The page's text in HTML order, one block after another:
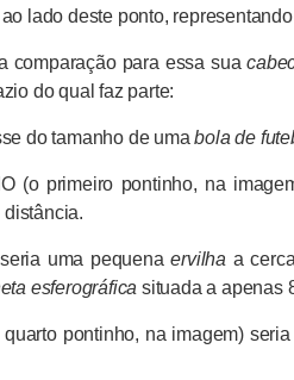
lado deste ponto,
comparação para essa sua
do qual faz parte:
do tamanho de umabola de
(o primeiro pontinho, na
distância.
uma pequenaervilha a
esferográfica situada a apenas
pontinho, na imagem)